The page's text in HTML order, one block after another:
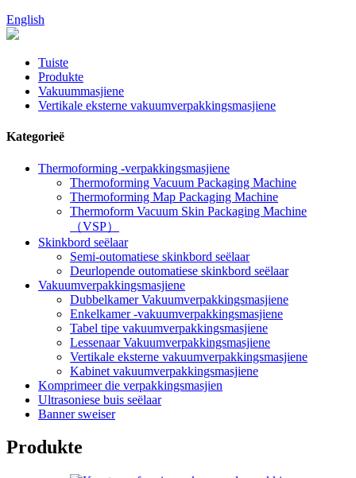
English
Tuiste
Produkte
Vakuummasjiene
Vertikale eksterne vakuumverpakkingsmasjiene
Kategorieë
Thermoforming -verpakkingsmasjiene
Thermoforming Vacuum Packaging Machine
Thermoforming Map Packaging Machine
Thermoform Vacuum Skin Packaging Machine
（VSP）
Skinkbord seëlaar
Semi-outomatiese skinkbord seëlaar
Deurlopende outomatiese skinkbord seëlaar
Vakuumverpakkingsmasjiene
Dubbelkamer Vakuumverpakkingsmasjiene
Enkelkamer -vakuumverpakkingsmasjiene
Tabel tipe vakuumverpakkingsmasjiene
Lessenaar Vakuumverpakkingsmasjiene
Vertikale eksterne vakuumverpakkingsmasjiene
Kabinet vakuumverpakkingsmasjiene
Komprimeer die verpakkingsmasjien
Ultrasoniese buis seëlaar
Banner sweiser
Produkte